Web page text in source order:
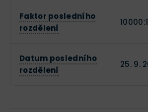
Faktor posledního
rozdělení
Datum posledního
rozdělení
25. 9.